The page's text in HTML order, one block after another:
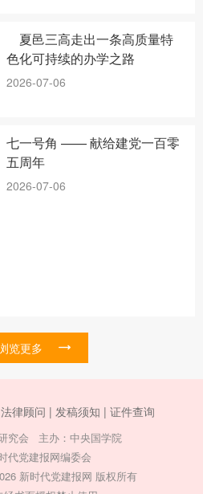
夏邑三高走出一条高质量特
色化可持续的办学之路
2026-07-06
七一号角 —— 献给建党一百零
五周年
2026-07-06
览更多
法律顾问 | 发稿须知 | 证件查询
究会 主办：中央国学院
代党建报网编委会
新时代党建报网 版权所有